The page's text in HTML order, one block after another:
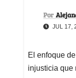
Por
JUL 17,
El enfoque
injusticia que